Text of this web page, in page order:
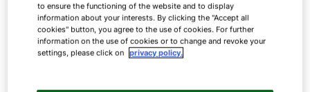
to ensure the functioning of the website and to display
information about your interests. By clicking the "Accept all
cookies" button, you agree to the use of cookies. For further
information on the use of cookies or to change and revoke your
settings, please click on privacy policy.